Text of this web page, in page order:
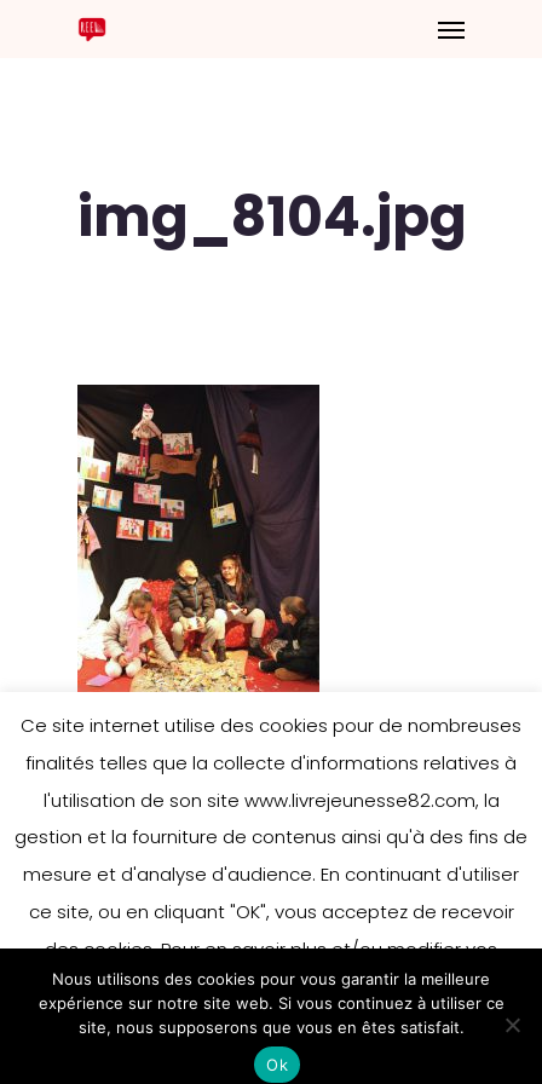
img_8104.jpg
Leave a Reply
You must belogged into post a
comment.
Ce site internet utilise des cookies pour de nombreuses
finalités telles que la collecte d'informations relatives à
l'utilisation de son site www.livrejeunesse82.com, la
gestion et la fourniture de contenus ainsi qu'à des fins de
mesure et d'analyse d'audience. En continuant d'utiliser
ce site, ou en cliquant "OK", vous acceptez de recevoir
des cookies. Pour en savoir plus et/ou modifier vos
préférences en matière de cookies, merci de vous référer
à notre politique sur les cookies.
Accepter
En savoir plus
Nous utilisons des cookies pour vous garantir la meilleure
expérience sur notre site web. Si vous continuez à utiliser ce
site, nous supposerons que vous en êtes satisfait.
Ok